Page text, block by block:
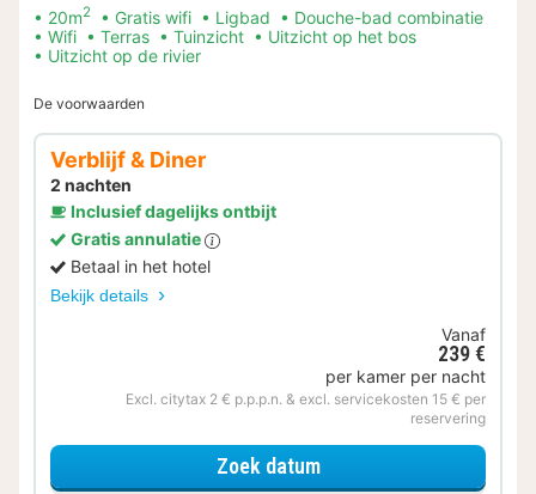
20m2 Gratis wifi Ligbad
Douche-bad combinatie
Wifi
Terras Tuinzicht
Uitzicht op het bos
Uitzicht op de rivier
De voorwaarden
Verblijf & Diner
2 nachten
Inclusief dagelijks ontbijt
Gratis annulatie
Betaal in het hotel
Bekijk details
Vanaf
239 €
per kamer per nacht
Excl. citytax 2 € p.p.p.n. & excl. servicekosten 15 € per
reservering
Zoek datumvoor Verblijf & Diner